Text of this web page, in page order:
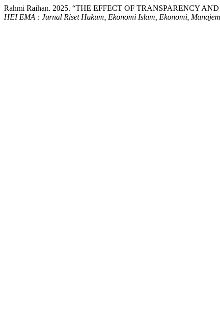
Rahmi Raihan. 2025. “THE EFFECT OF TRANSPARENCY
HEI EMA : Jurnal Riset Hukum, Ekonomi Islam, Ekonomi,